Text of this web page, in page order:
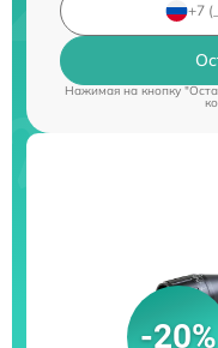
Нажимая на кнопку
-20%